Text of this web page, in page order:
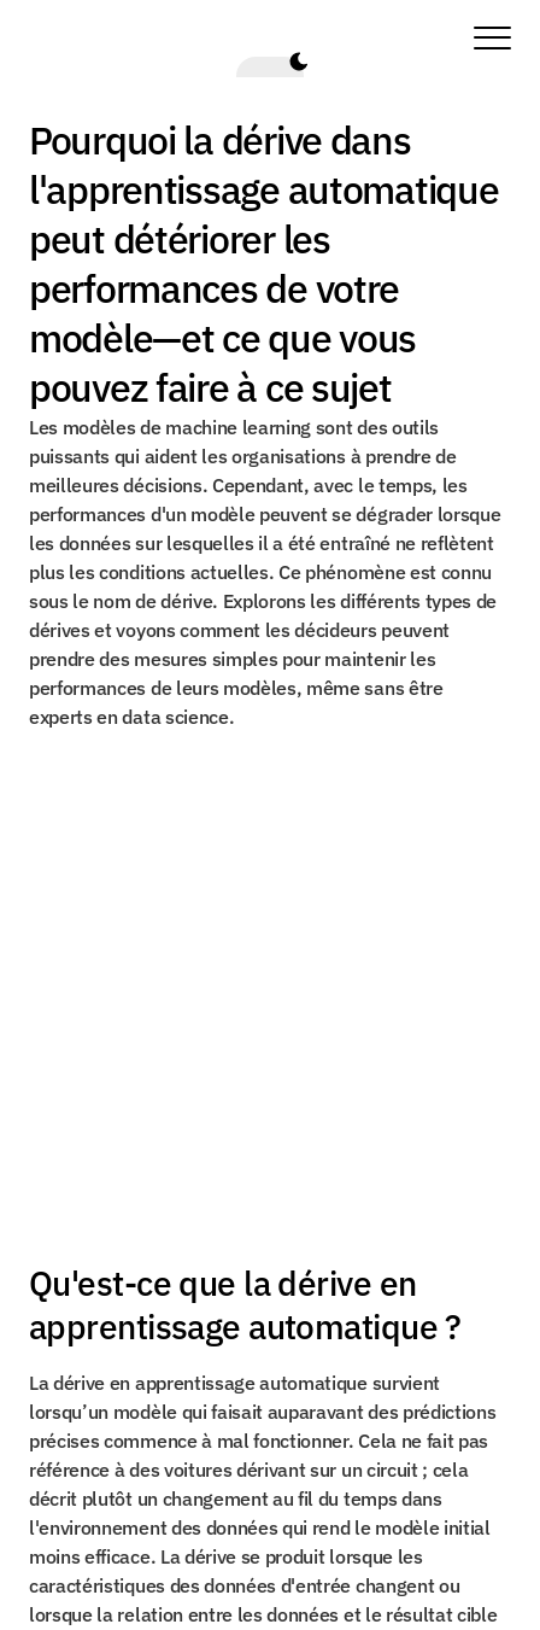
Pourquoi la dérive dans
l'apprentissage automatique
peut détériorer les
performances de votre
modèle—et ce que vous
pouvez faire à ce sujet
Les modèles de machine learning sont des outils
puissants qui aident les organisations à prendre de
meilleures décisions. Cependant, avec le temps, les
performances d'un modèle peuvent se dégrader lorsque
les données sur lesquelles il a été entraîné ne reflètent
plus les conditions actuelles. Ce phénomène est connu
sous le nom de dérive. Explorons les différents types de
dérives et voyons comment les décideurs peuvent
prendre des mesures simples pour maintenir les
performances de leurs modèles, même sans être
experts en data science.
Qu'est-ce que la dérive en
apprentissage automatique ?
La dérive en apprentissage automatique survient
lorsqu’un modèle qui faisait auparavant des prédictions
précises commence à mal fonctionner. Cela ne fait pas
référence à des voitures dérivant sur un circuit ; cela
décrit plutôt un changement au fil du temps dans
l'environnement des données qui rend le modèle initial
moins efficace. La dérive se produit lorsque les
caractéristiques des données d'entrée changent ou
lorsque la relation entre les données et le résultat cible